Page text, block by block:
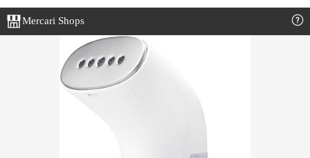
Mercari Shops